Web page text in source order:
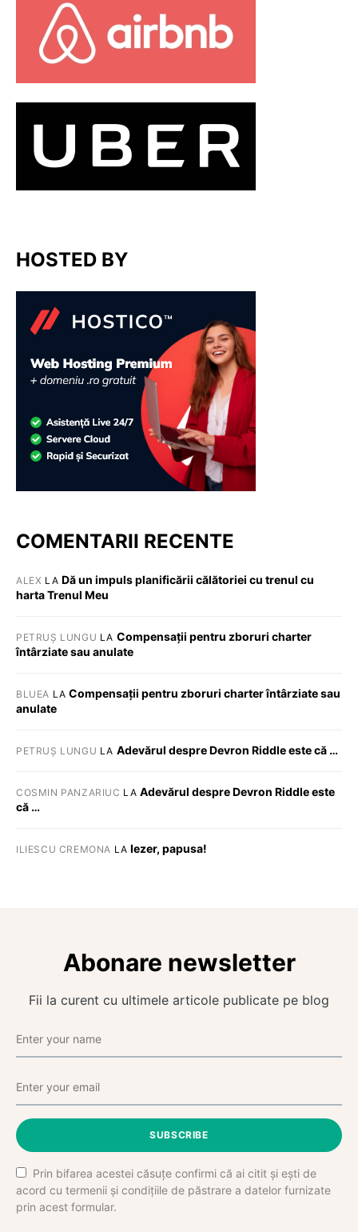
HOSTED BY
COMENTARII RECENTE
ALEX LA Dă un impuls planificării călătoriei cu trenul cu
harta Trenul Meu
PETRUȘ LUNGU LA Compensații pentru zboruri charter
întârziate sau anulate
BLUEA LACompensații pentru zboruri charter întârziate sau
anulate
PETRUȘ LUNGU LA Adevărul despre Devron Riddle este că …
COSMIN PANZARIUC LA Adevărul despre Devron Riddle este
că …
ILIESCU CREMONA LA Iezer, papusa!
Abonare newsletter
Fii la curent cu ultimele articole publicate pe blog
SUBSCRIBE
Prin bifarea acestei căsuțe confirmi că ai citit și ești de
acord cu termenii și condițiile de păstrare a datelor furnizate
prin acest formular.